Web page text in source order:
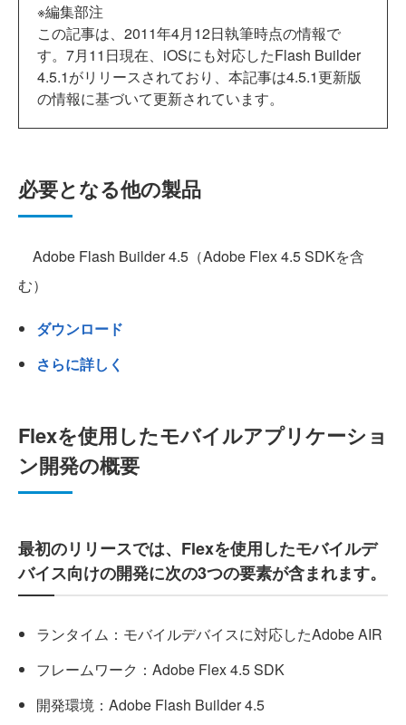
※編集部注
この記事は、2011年4月12日執筆時点の情報で
す。7月11日現在、iOSにも対応したFlash Builder
4.5.1がリリースされており、本記事は4.5.1更新版
の情報に基づいて更新されています。
必要となる他の製品
Adobe Flash Builder 4.5（Adobe Flex 4.5 SDKを含
む）
ダウンロード
さらに詳しく
Flexを使用したモバイルアプリケーショ
ン開発の概要
最初のリリースでは、Flexを使用したモバイルデ
バイス向けの開発に次の3つの要素が含まれます。
ランタイム：モバイルデバイスに対応したAdobe AIR
フレームワーク：Adobe Flex 4.5 SDK
開発環境：Adobe Flash Builder 4.5